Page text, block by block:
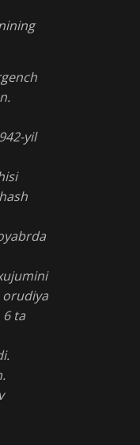
yil
orudiya
ta